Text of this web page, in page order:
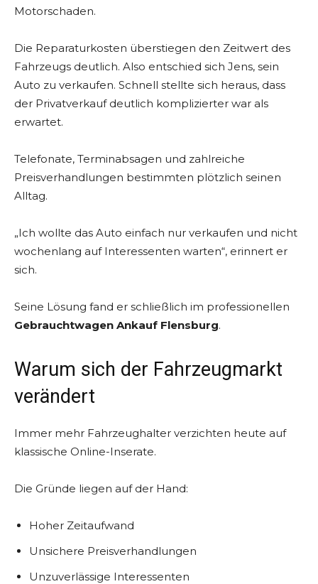
Motorschaden.
Die Reparaturkosten überstiegen den Zeitwert des
Fahrzeugs deutlich. Also entschied sich Jens, sein
Auto zu verkaufen. Schnell stellte sich heraus, dass
der Privatverkauf deutlich komplizierter war als
erwartet.
Telefonate, Terminabsagen und zahlreiche
Preisverhandlungen bestimmten plötzlich seinen
Alltag.
„Ich wollte das Auto einfach nur verkaufen und nicht
wochenlang auf Interessenten warten“, erinnert er
sich.
Seine Lösung fand er schließlich im professionellen
Gebrauchtwagen Ankauf Flensburg.
Warum sich der Fahrzeugmarkt
verändert
Immer mehr Fahrzeughalter verzichten heute auf
klassische Online-Inserate.
Die Gründe liegen auf der Hand:
Hoher Zeitaufwand
Unsichere Preisverhandlungen
Unzuverlässige Interessenten